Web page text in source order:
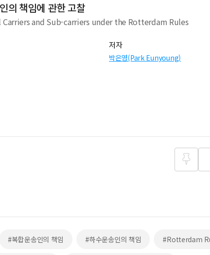
의 책임에 관한 고찰
and Sub-carriers under the Rotterdam Rules
저자
박은영(Park Eunyoung)
#복합운송인의 책임 #하수운송인의 책임 #Rotterdam